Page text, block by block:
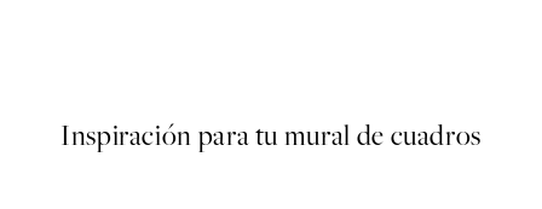
Inspiración para tu mural de cuadros